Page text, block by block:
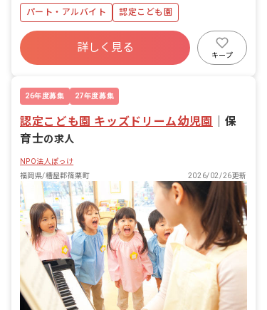
パート・アルバイト 認定こども園
詳しく見る
キープ
26年度募集 27年度募集
認定こども園 キッズドリーム幼児園
保
育士の求人
NPO法人ぽっけ
福岡県/糟屋郡篠栗町
2026/02/26更新